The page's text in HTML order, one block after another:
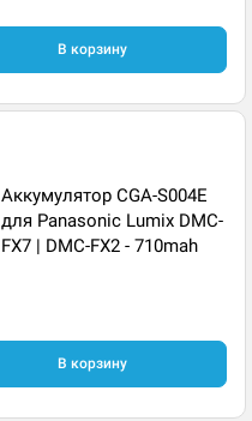
В корзину
Аккумулятор CGA-S004E
для Panasonic Lumix DMC-
FX7 | DMC-FX2 - 710mah
В корзину